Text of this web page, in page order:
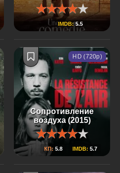
IMDB:5.5
Сопротивление
воздуха (2015)
КП: 5.8 IMDB: 5.7
HD (720p)